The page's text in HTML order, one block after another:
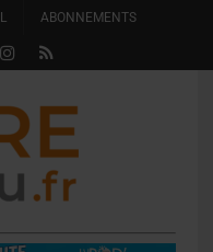
ABONNEMENTS